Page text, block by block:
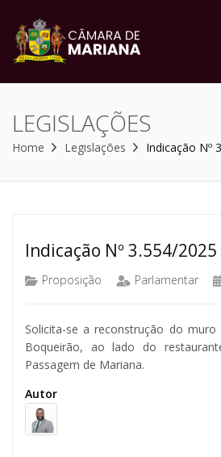
LEGISLAÇÕES
Home Legislações Indicação Nº
Indicação Nº 3.554/2025
Proposição Parlamentar
Solicita-se a reconstrução do
Boqueirão, ao lado do
Passagem de Mariana.
Autor